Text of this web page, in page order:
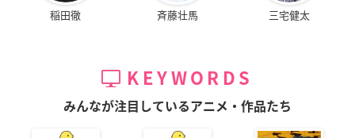
稲田徹 斉藤壮馬 三宅健太
KEYWORDS
みんなが注目しているアニメ・作品たち